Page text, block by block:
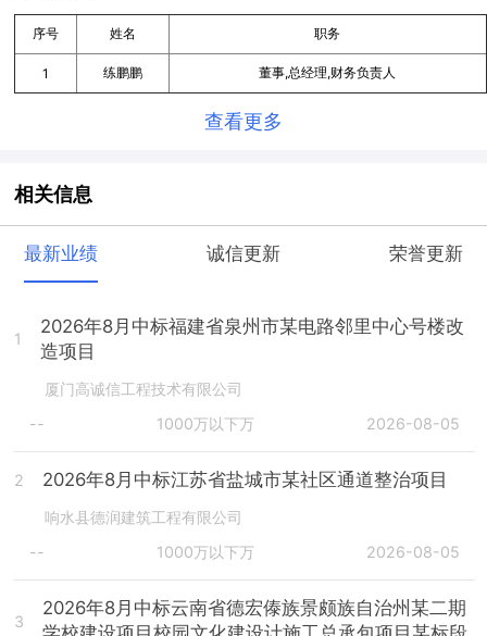
序号 姓名 职务
1 练鹏鹏 董事,总经理,财务负责人
查看更多
相关信息
最新业绩 诚信更新 荣誉更新
1
2026年8月中标福建省泉州市某电路邻里中心号楼改
造项目
厦门高诚信工程技术有限公司
--
1000万以下万 2026-08-05
2 2026年8月中标江苏省盐城市某社区通道整治项目
响水县德润建筑工程有限公司
--
1000万以下万 2026-08-05
3
2026年8月中标云南省德宏傣族景颇族自治州某二期